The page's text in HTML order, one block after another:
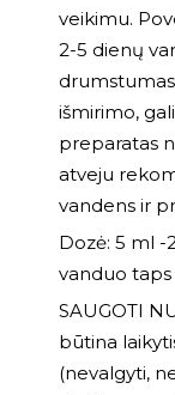
veikimu.
2-5 dienų
išmirimo,
preparatas
atveju
vandens ir
Dozė: 5 ml -
vanduo taps
SAUGOTI
būtina
(nevalgyti,